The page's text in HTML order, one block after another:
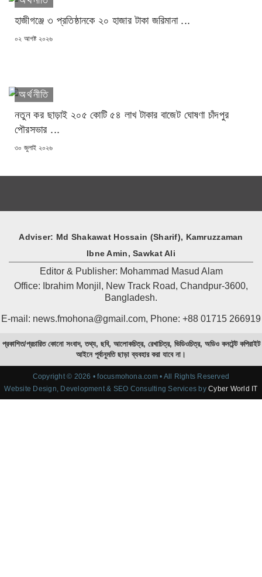
হাজীগঞ্জে ৩ প্রতিষ্ঠানকে ২০ হাজার টাকা জরিমানা ...
POSTED
০২ আগষ্ট ২০২৬
অর্থনীতি
নতুন কর ছাড়াই ২০৫ কোটি ৫৪ লাখ টাকার বাজেট ঘোষণা চাঁদপুর
পৌরসভার ...
POSTED
৩০ জুলাই ২০২৬
Adviser: Md Shakawat Hossain (Sharif), Kamruzzaman
Ibne Amin, Sawkat Ali
Editor & Publisher: Mohammad Masud Alam
Office: Ibrahim Monjil, New Track Road, Chandpur-3600,
Bangladesh.
E-mail: news.fmohona@gmail.com, Phone: +88 01715 266919
প্রকাশিত/প্রচারিত কোনো সংবাদ, তথ্য, ছবি, আলোকচিত্র, রেখাচিত্র, ভিডিওচিত্র, অডিও কনটেন্ট কপিরাইট
আইনে পূর্বানুমতি ছাড়া ব্যবহার করা যাবে না।
Copyright © 2026 • focusmohona.com • All Rights Reserved
Website Design, Development & SEO Consulting Services byCyber World IT